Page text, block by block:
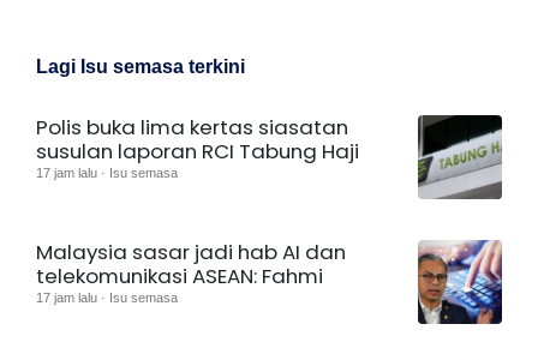
Lagi Isu semasa terkini
Polis buka lima kertas siasatan
susulan laporan RCI Tabung Haji
17 jam lalu · Isu semasa
Malaysia sasar jadi hab AI dan
telekomunikasi ASEAN: Fahmi
17 jam lalu · Isu semasa